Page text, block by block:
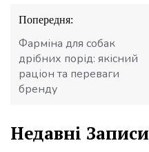
Навігація
записів
Попередня:
Фарміна для собак
дрібних порід: якісний
раціон та переваги
бренду
Недавні Записи